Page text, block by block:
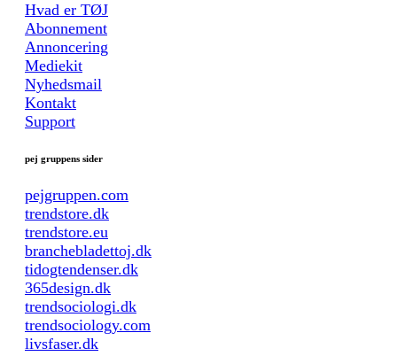
Hvad er TØJ
Abonnement
Annoncering
Mediekit
Nyhedsmail
Kontakt
Support
pej gruppens sider
pejgruppen.com
trendstore.dk
trendstore.eu
branchebladettoj.dk
tidogtendenser.dk
365design.dk
trendsociologi.dk
trendsociology.com
livsfaser.dk